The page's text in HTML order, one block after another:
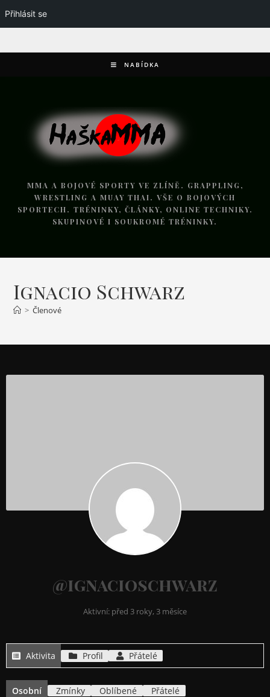
Přihlásit se
NABÍDKA
MMA A BOJOVÉ SPORTY VE ZLÍNĚ. GRAPPLING,
WRESTLING A MUAY THAI. VŠE O BOJOVÝCH
SPORTECH. TRÉNINKY, ČLÁNKY, ONLINE TECHNIKY.
SKUPINOVÉ I SOUKROMÉ TRÉNINKY.
Ignacio Schwarz
> Členové
@ignacioschwarz
Aktivní: před 3 roky, 3 měsíce
Aktivita Profil Přátelé
Osobní Zmínky Oblíbené Přátelé